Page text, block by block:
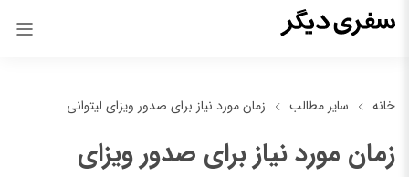
خانه سایر مطالب زمان مورد نیاز برای صدور ویزای لیتوانی
زمان مورد نیاز برای صدور ویزای